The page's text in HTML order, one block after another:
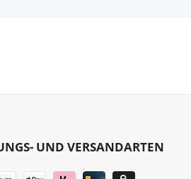
UND VERSANDARTEN